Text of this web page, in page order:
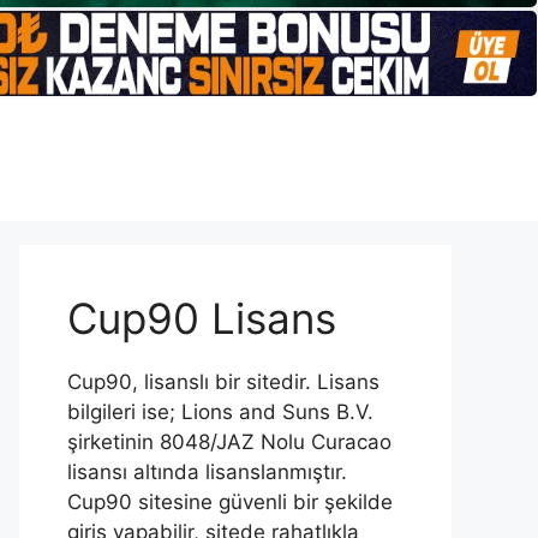
Cup90 Lisans
Cup90, lisanslı bir sitedir. Lisans
bilgileri ise; Lions and Suns B.V.
şirketinin 8048/JAZ Nolu Curacao
lisansı altında lisanslanmıştır.
Cup90 sitesine güvenli bir şekilde
giriş yapabilir, sitede rahatlıkla